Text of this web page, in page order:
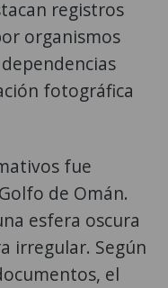
registros
organismos
fotográfica
fue
de Omán.
esfera oscura
irregular. Según
el